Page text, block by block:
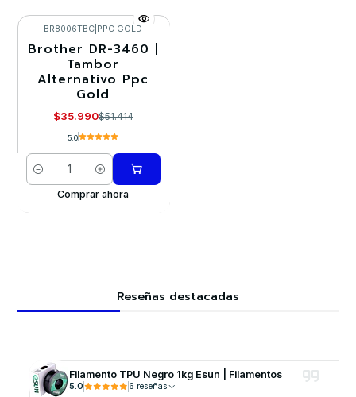
-30%
BR8006TBC PPC GOLD
Brother DR-3460 |
Tambor
Alternativo Ppc
Gold
$35.990$51.414
5.0
Cantidad
Comprar ahora
Reseñas destacadas
Filamento TPU Negro 1kg Esun | Filamentos
5.0 6 reseñas